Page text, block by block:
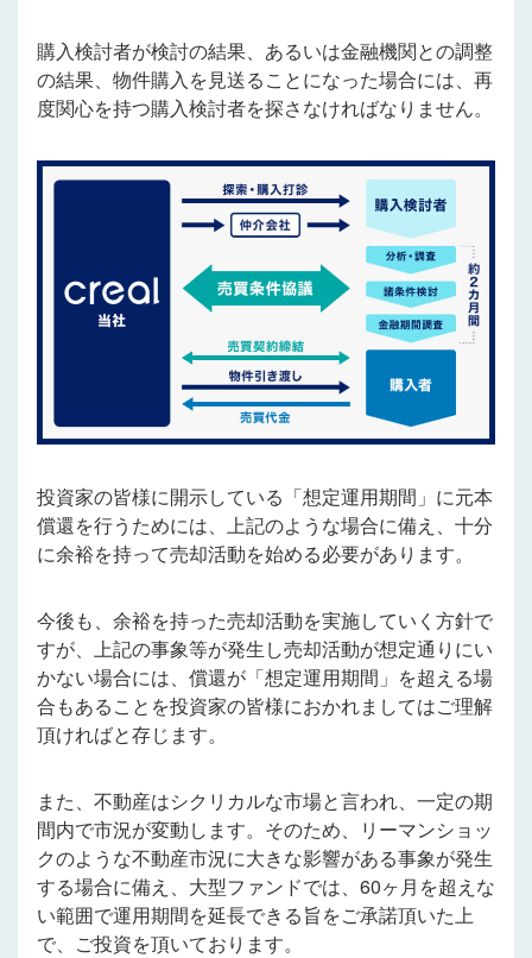
購入検討者が検討の結果、あるいは金融機関との調整
の結果、物件購入を見送ることになった場合には、再
度関心を持つ購入検討者を探さなければなりません。
投資家の皆様に開示している「想定運用期間」に元本
償還を行うためには、上記のような場合に備え、十分
に余裕を持って売却活動を始める必要があります。
今後も、余裕を持った売却活動を実施していく方針で
すが、上記の事象等が発生し売却活動が想定通りにい
かない場合には、償還が「想定運用期間」を超える場
合もあることを投資家の皆様におかれましてはご理解
頂ければと存じます。
また、不動産はシクリカルな市場と言われ、一定の期
間内で市況が変動します。そのため、リーマンショッ
クのような不動産市況に大きな影響がある事象が発生
する場合に備え、大型ファンドでは、60ヶ月を超えな
い範囲で運用期間を延長できる旨をご承諾頂いた上
で、ご投資を頂いております。